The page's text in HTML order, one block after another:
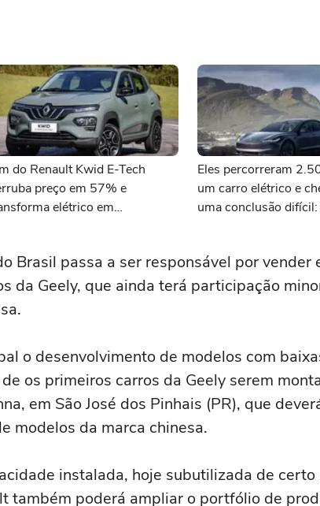
do Renault Kwid E-Tech
preço em 57% e
elétrico em
Eles percorreram
um carro elétrico e
uma conclusão
Brasil passa a ser responsável por vender
da Geely, que ainda terá participação
o desenvolvimento de modelos com
os primeiros carros da Geely serem
em São José dos Pinhais (PR), que
modelos da marca chinesa.
instalada, hoje subutilizada de certo
também poderá ampliar o portfólio de